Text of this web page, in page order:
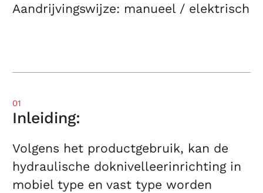
Aandrijvingswijze: manueel / elektrisch
01
Inleiding:
Volgens het productgebruik, kan de
hydraulische doknivelleerinrichting in
mobiel type en vast type worden